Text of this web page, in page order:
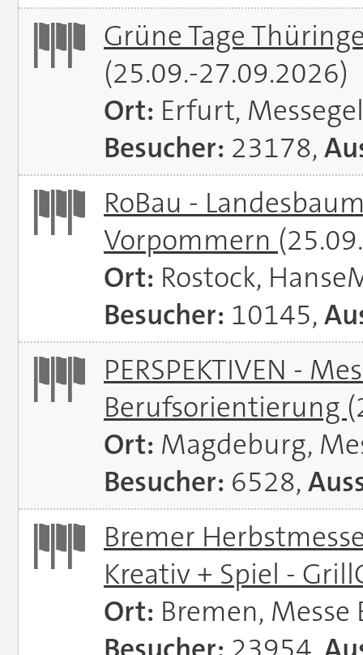
Grüne Tage
(25.09.-27.09.2026)
Ort: Erfurt,
Besucher: 23178,
RoBau -
Vorpommern
Ort: Rostock,
Besucher: 10145,
PERSPEKTIVEN -
Berufsorientierung
Ort: Magdeburg,
Besucher: 6528,
Bremer
Kreativ + Spiel -
Ort: Bremen, Messe